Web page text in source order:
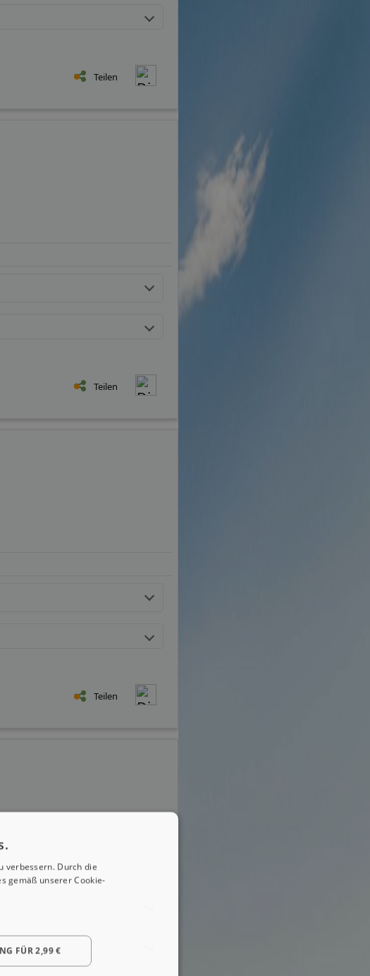
Teilen
Teilen
Teilen
verbessern. Durch die
gemäß unserer Cookie-
FÜR 2,99 €